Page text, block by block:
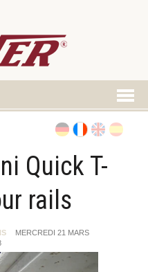
Quick T-
rails
MERCREDI 21 MARS